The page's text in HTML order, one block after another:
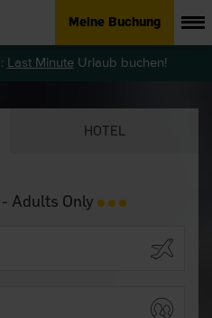
Meine Buchung
: Last MinuteUrlaub buchen!
HOTEL
Adults Only